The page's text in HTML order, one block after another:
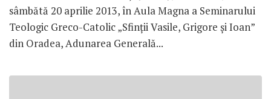
sâmbătă 20 aprilie 2013, în Aula Magna a Seminarului
Teologic Greco-Catolic „Sfinţii Vasile, Grigore şi Ioan”
din Oradea, Adunarea Generală...